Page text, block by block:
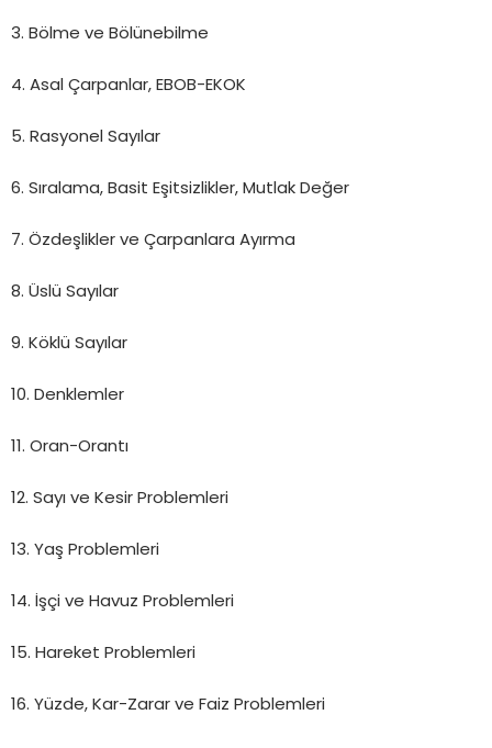
3. Bölme ve Bölünebilme
4. Asal Çarpanlar, EBOB-EKOK
5. Rasyonel Sayılar
6. Sıralama, Basit Eşitsizlikler, Mutlak Değer
7. Özdeşlikler ve Çarpanlara Ayırma
8. Üslü Sayılar
9. Köklü Sayılar
10. Denklemler
11. Oran-Orantı
12. Sayı ve Kesir Problemleri
13. Yaş Problemleri
14. İşçi ve Havuz Problemleri
15. Hareket Problemleri
16. Yüzde, Kar-Zarar ve Faiz Problemleri